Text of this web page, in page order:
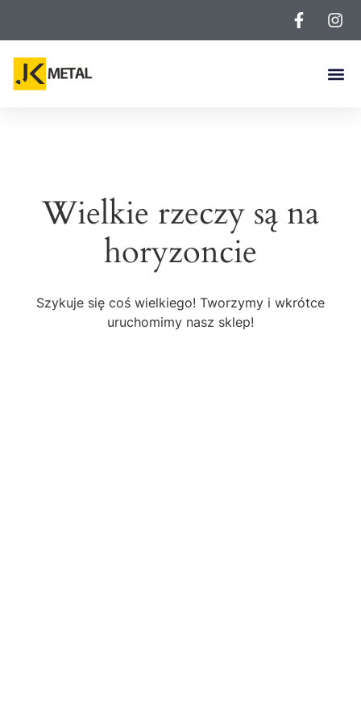
Wielkie rzeczy są na
horyzoncie
Szykuje się coś wielkiego! Tworzymy i wkrótce
uruchomimy nasz sklep!